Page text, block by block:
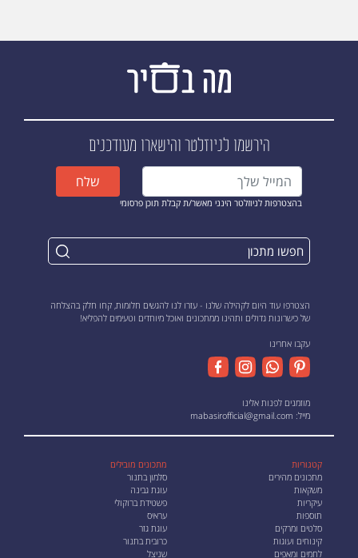
הירשמו לניוזלטרוהישארו מעודכנים
בהצטרפות לניוזלטר הינני מאשר/ת קבלת תוכן פרסומי
שלח
הצטרפו עוד היום לקהילה שלנו - עזרו לנו להגשים חלומות, קחו חלק בהצלחה
של כישרונות גדולים ותהינו ממתכונים ואוכל מיוחדים וטעימים להפליא!
עקבו אחרינו
מוזמנים לפנות אלינו
מייל: mabasirofficial@gmail.com
קטגוריות
מתכונים מהירים
משקאות
עיקריות
תוספות
סלטים ומרקים
קינוחים ועוגות
לחמים ומאפים
מתכונים מובילים
סלמון בתנור
עוגת גבינה
פשטידת ברוקולי
עראיס
עוגת גזר
כרובית בתנור
שניצל